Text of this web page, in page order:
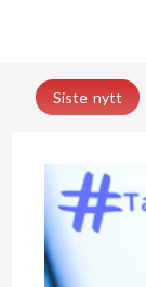
Siste nytt